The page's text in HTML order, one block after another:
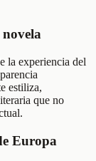
la experiencia del
estiliza,
que no
Europa